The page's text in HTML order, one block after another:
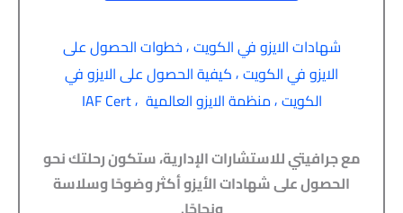
شهادات الايزو في الكويت,خطوات الحصول على
الايزو في الكويت,كيفية الحصول على الايزو في
الكويت,منظمة الايزو العالمية ,
IAF Cert
مع جرافيتي للاستشارات الإدارية، ستكون رحلتك نحو
الحصول على شهادات الأيزو أكثر وضوحًا وسلاسة